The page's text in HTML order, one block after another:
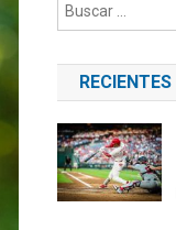
RECIENTES